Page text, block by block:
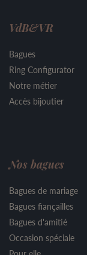
VdB&VR
Bagues
Ring Configurator
Notre métier
Accès bijoutier
Nos bagues
Bagues de mariage
Bagues fiançailles
Bagues d'amitié
Occasion spéciale